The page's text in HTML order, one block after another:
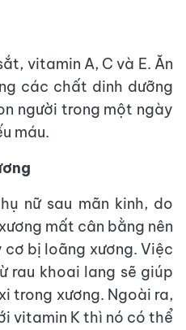
vitamin A, C và E. Ăn
các chất dinh dưỡng
người trong một ngày
máu.
nữ sau mãn kinh, do
mất cân bằng nên
bị loãng xương. Việc
rau khoai lang sẽ giúp
trong xương. Ngoài ra,
vitamin K thì nó có thể